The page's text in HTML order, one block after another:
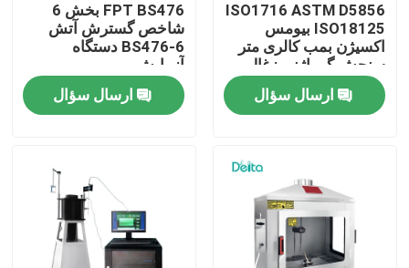
کنترل کیفیت
با ما تماس بگیرید
تجهیزات تست الکتریکی
تجهیزات تست آتش سوزی
ISO1716 ASTM D5856
ISO18125 بیومس
اکسیژن بمب کالری متر
سنجش گرماژنی زغال
سنگ
ارسال سؤال
FPT BS476 بخش 6
شاخص گسترش آتش
BS476-6 دستگاه
آزمایش
ارسال سؤال